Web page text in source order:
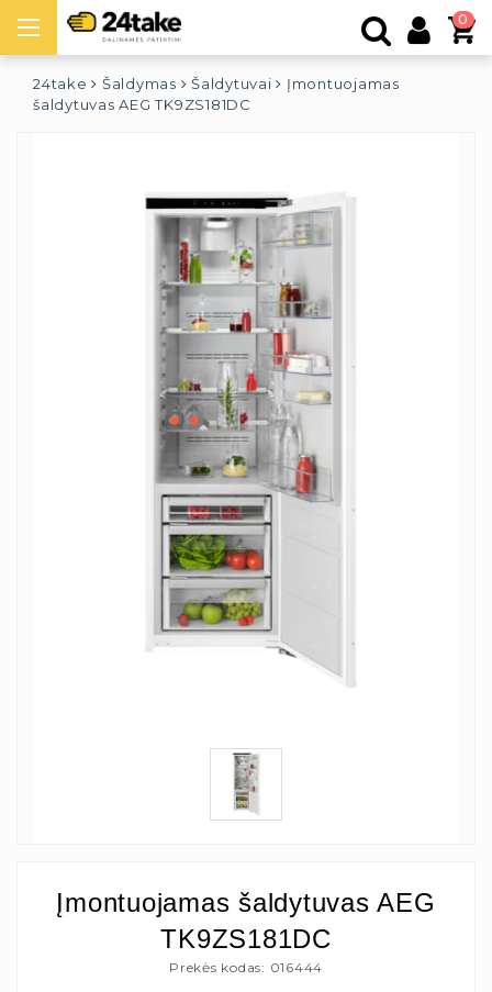
0
24take Šaldymas Šaldytuvai
Įmontuojamas
šaldytuvas AEG TK9ZS181DC
Įmontuojamas šaldytuvas AEG
TK9ZS181DC
Prekės kodas: 016444